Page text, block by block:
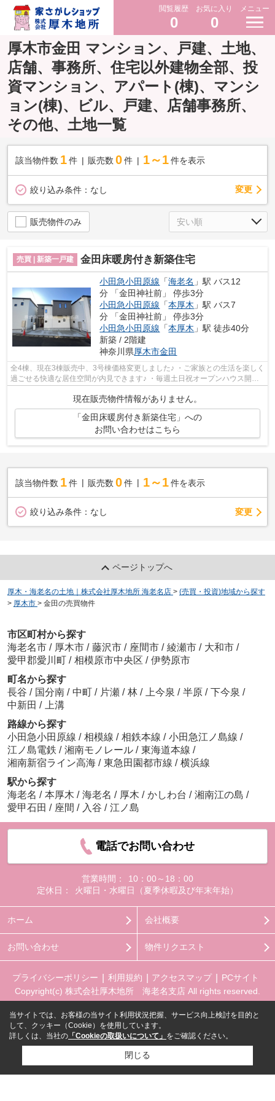
閲覧履歴
0
お気に入り
0
メニュー
厚木市金田 マンション、戸建、土地、
店舗、事務所、住宅以外建物全部、投
資マンション、アパート(棟)、マンシ
ョン(棟)、ビル、戸建、店舗事務所、
その他、土地一覧
該当物件数 1件 販売数 0 件 1～1 件を表示
絞り込み条件： なし 変更
販売物件のみ
売買 | 新築一戸建 金田床暖房付き新築住宅
小田急小田原線 「海老名 」駅 バス12
分 「金田神社前」 停歩3分
小田急小田原線 「本厚木 」駅 バス7
分 「金田神社前」 停歩3分
小田急小田原線 「本厚木 」駅 徒歩40分
新築 / 2階建
神奈川県厚木市金田
全4棟、現在3棟販売中、3号棟価格変更しました♪ ・ご家族との生活を楽しく
過ごせる快適な居住空間が内見できます♪ ・毎週土日祝オープンハウス開催
現在販売物件情報がありません。
「金田床暖房付き新築住宅」への
お問い合わせはこちら
該当物件数 1件 販売数 0 件 1～1 件を表示
絞り込み条件： なし 変更
ページトップへ
厚木・海老名の土地｜株式会社厚木地所 海老名店 > (売買・投資)地域から探す
> 厚木市 > 金田の売買物件
市区町村から探す
海老名市 / 厚木市 / 藤沢市 / 座間市 / 綾瀬市 / 大和市 /
愛甲郡愛川町 / 相模原市中央区 / 伊勢原市
町名から探す
長谷 / 国分南 / 中町 / 片瀬 / 林 / 上今泉 / 半原 / 下今泉 /
中新田 /
上溝
路線から探す
小田急小田原線 / 相模線 / 相鉄本線 / 小田急江ノ島線 /
江ノ島電鉄 / 湘南モノレール / 東海道本線 /
湘南新宿ライン高海 / 東急田園都市線 / 横浜線
駅から探す
海老名 / 本厚木 / 海老名 / 厚木 / かしわ台 / 湘南江の島 /
愛甲石田 / 座間 / 入谷 / 江ノ島
電話でお問い合わせ
営業時間：
10：00～18：00
定休日：
火曜日・水曜日（夏季休暇及び年末年始）
ホーム 会社概要
お問い合わせ 物件リクエスト
プライバシーポリシー 利用規約 アクセスマップ
PCサイト
Copyright(c) 株式会社厚木地所 海老名支店 All rights reserved.
当サイトでは、お客様の当サイト利用状況把握、サービス向上検討を目的と
して、クッキー（Cookie）を使用しています。
詳しくは、当社の 「Cookieの取扱いについて」 をご確認ください。
閉じる